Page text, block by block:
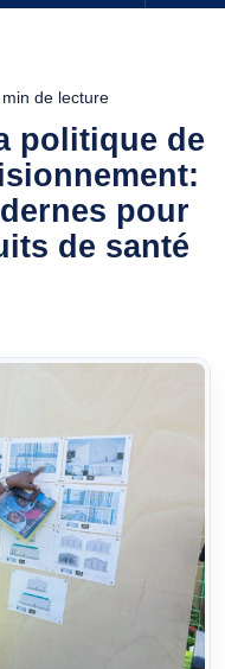
min de lecture
politique de
pour
de santé